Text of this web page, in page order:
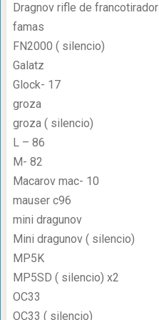
Dragnov rifle de francotirador
famas
FN2000 ( silencio)
Galatz
Glock- 17
groza
groza ( silencio)
L – 86
M- 82
Macarov mac- 10
mauser c96
mini dragunov
Mini dragunov ( silencio)
MP5K
MP5SD ( silencio) x2
OC33
OC33 ( silencio)